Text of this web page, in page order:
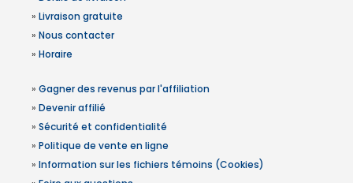
» Livraison gratuite
» Nous contacter
» Horaire
» Gagner des revenus par l'affiliation
» Devenir affilié
» Sécurité et confidentialité
» Politique de vente en ligne
» Information sur les fichiers témoins (Cookies)